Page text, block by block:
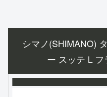
シマノ(SHIMANO)
ー スッテ L フ